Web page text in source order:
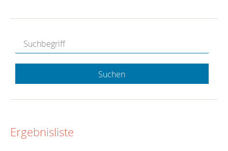
Suchen
Ergebnisliste